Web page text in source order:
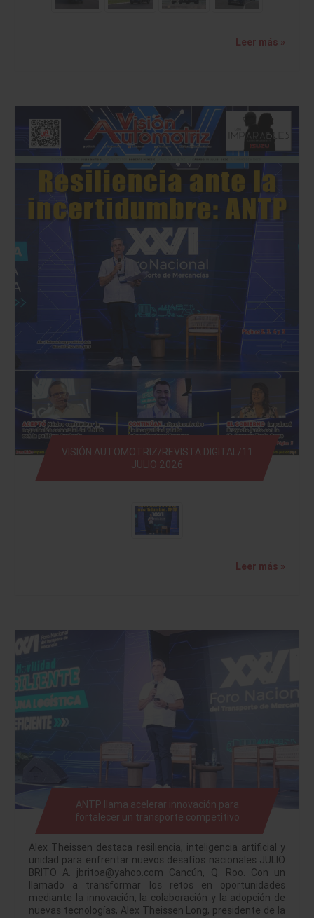
Leer más »
VISIÓN AUTOMOTRIZ/REVISTA DIGITAL/11
JULIO 2026
Leer más »
ANTP llama acelerar innovación para
fortalecer un transporte competitivo
Alex Theissen destaca resiliencia, inteligencia artificial y
unidad para enfrentar nuevos desafíos nacionales JULIO
BRITO A. jbritoa@yahoo.com Cancún, Q. Roo. Con un
llamado a transformar los retos en oportunidades
mediante la innovación, la colaboración y la adopción de
nuevas tecnologías, Alex Theissen Long, presidente de la